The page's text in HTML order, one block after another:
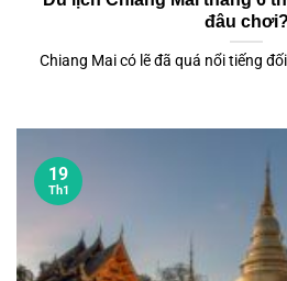
đâu chơi?
Chiang Mai có lẽ đã quá nổi tiếng
19
Th1